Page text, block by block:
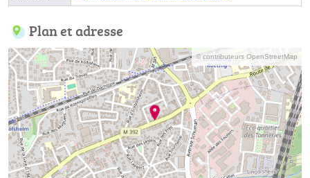
Plan et adresse
© contributeurs OpenStreetMap